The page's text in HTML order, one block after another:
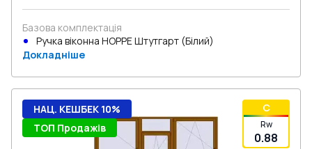
Базова комплектація
Ручка віконна HOPPE Штутгарт (Білий)
Докладніше
C
Rw
0.88
НАЦ. КЕШБЕК 10%
ТОП Продажів